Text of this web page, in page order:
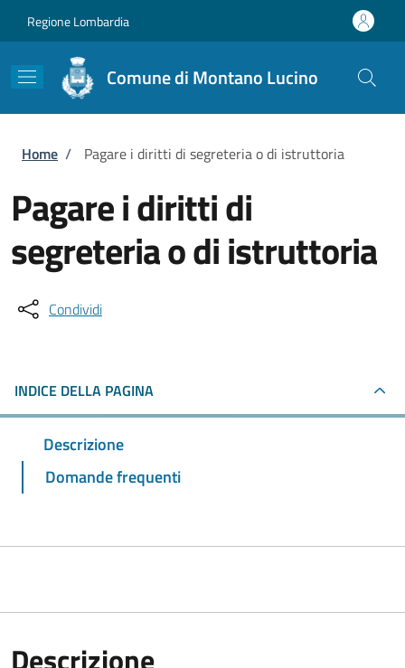
Regione Lombardia
Comune di Montano Lucino
Briciole di pane
Home / Pagare i diritti di segreteria o di istruttoria
Pagare i diritti di
segreteria o di istruttoria
Condividi
INDICE DELLA PAGINA
Descrizione
Domande frequenti